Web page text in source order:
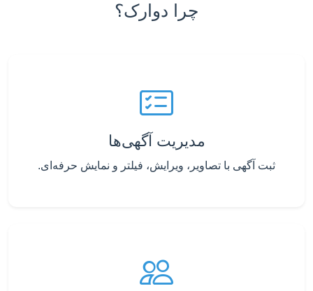
چرا دوارک؟
مدیریت آگهی‌ها
ثبت آگهی با تصاویر، ویرایش، فیلتر و نمایش حرفه‌ای.